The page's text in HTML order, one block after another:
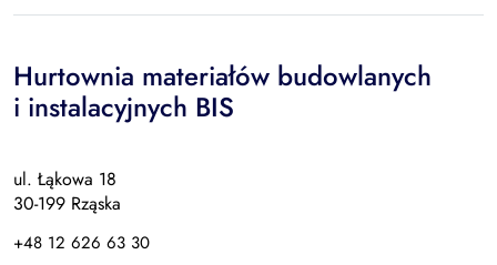
Hurtownia materiałów budowlanych
i instalacyjnych BIS
ul. Łąkowa 18
30-199 Rząska
+48 12 626 63 30